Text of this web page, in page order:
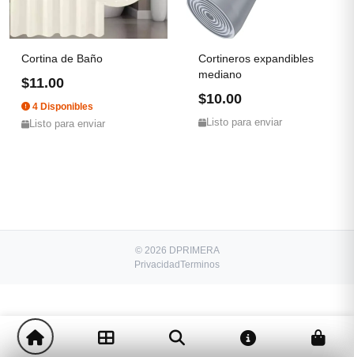
Cortina de Baño
$11.00
4 Disponibles
Listo para enviar
Cortineros expandibles
mediano
$10.00
Listo para enviar
$14.00 Comprar!
© 2026 DPRIMERA
PrivacidadTerminos